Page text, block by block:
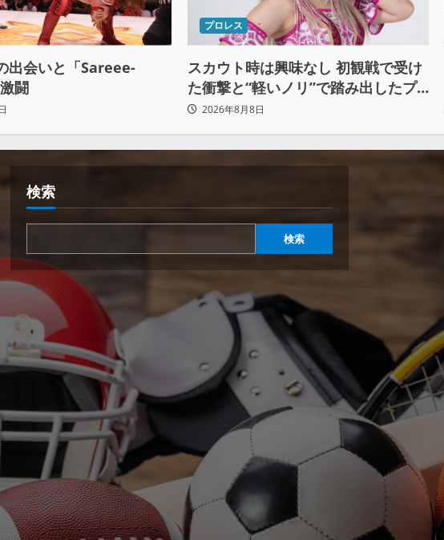
出会いと「Sareee-
闘
プロレス
スカウト時は興味なし 初観戦で受け
た衝撃と“軽いノリ”で踏み出したプ
ロレスへの道
2026年8月8日
検索
検索